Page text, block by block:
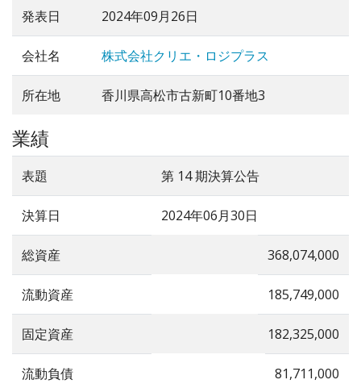
発表日 2024年09月26日
会社名 株式会社クリエ・ロジプラス
所在地 香川県高松市古新町10番地3
業績
表題 第 14 期決算公告
決算日 2024年06月30日
総資産 368,074,000
流動資産 185,749,000
固定資産 182,325,000
流動負債 81,711,000